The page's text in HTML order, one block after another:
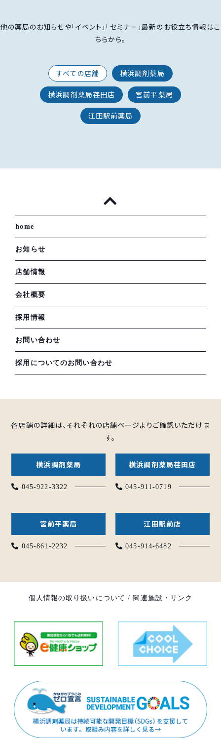
他の薬局のお知らせや「イベント」「セミナー」最新のお役立ち情報はこ
ちらから。
すべての店舗 横浜調剤薬局
横浜調剤薬局荏田店 宮前平薬局
江田駅前薬局
home
お知らせ
店舗情報
会社概要
採用情報
お問い合わせ
採用についてのお問い合わせ
各店舗の詳細は、それぞれの店舗ページよりご確認いただけま
す。
横浜調剤薬局
045-922-3322
横浜調剤薬局荏田店
045-911-0719
宮前平薬局
045-861-2232
江田駅前店
045-914-6482
個人情報の取り扱いについて / 関連施設・リンク